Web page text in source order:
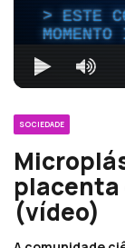
ESTE
SOCIEDADE
placenta
(vídeo)